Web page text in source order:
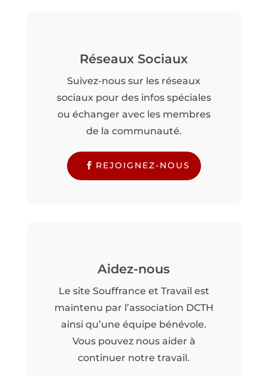
Réseaux Sociaux
Suivez-nous sur les réseaux
sociaux pour des infos spéciales
ou échanger avec les membres
de la communauté.
REJOIGNEZ-NOUS
Aidez-nous
Le site Souffrance et Travail est
maintenu par l’association DCTH
ainsi qu’une équipe bénévole.
Vous pouvez nous aider à
continuer notre travail.